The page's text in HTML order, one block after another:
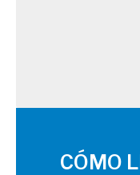
CÓMO